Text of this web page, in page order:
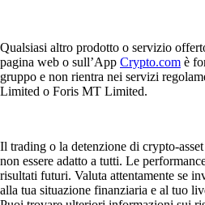
Qualsiasi altro prodotto o servizio
pagina web o sull’App Crypto.com è
gruppo e non rientra nei servizi
Limited o Foris MT Limited.
Il trading o la detenzione di crypto-
non essere adatto a tutti. Le
risultati futuri. Valuta attentamente se
alla tua situazione finanziaria e al tuo